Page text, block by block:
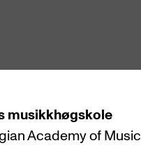
musikkhøgskole
Academy of Music